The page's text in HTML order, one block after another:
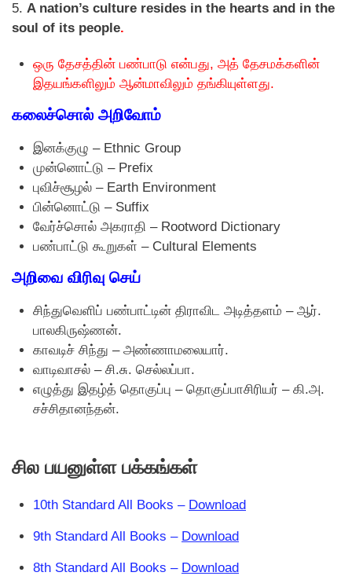
5. A nation’s culture resides in the hearts and in the
soul of its people.
ஒரு தேசத்தின் பண்பாடு என்பது, அத் தேசமக்களின்
இதயங்களிலும் ஆன்மாவிலும் தங்கியுள்ளது.
கலைச்சொல் அறிவோம்
இனக்குழு – Ethnic Group
முன்னொட்டு – Prefix
புவிச்சூழல் – Earth Environment
பின்னொட்டு – Suffix
வேர்ச்சொல் அகராதி – Rootword Dictionary
பண்பாட்டு கூறுகள் – Cultural Elements
அறிவை விரிவு செய்
சிந்துவெளிப் பண்பாட்டின் திராவிட அடித்தளம் – ஆர்.
பாலகிருஷ்ணன்.
காவடிச் சிந்து – அண்ணாமலையார்.
வாடிவாசல் – சி.சு. செல்லப்பா.
எழுத்து இதழ்த் தொகுப்பு – தொகுப்பாசிரியர் – கி.அ.
சச்சிதானந்தன்.
சில பயனுள்ள பக்கங்கள்
10th Standard All Books – Download
9th Standard All Books – Download
8th Standard All Books – Download